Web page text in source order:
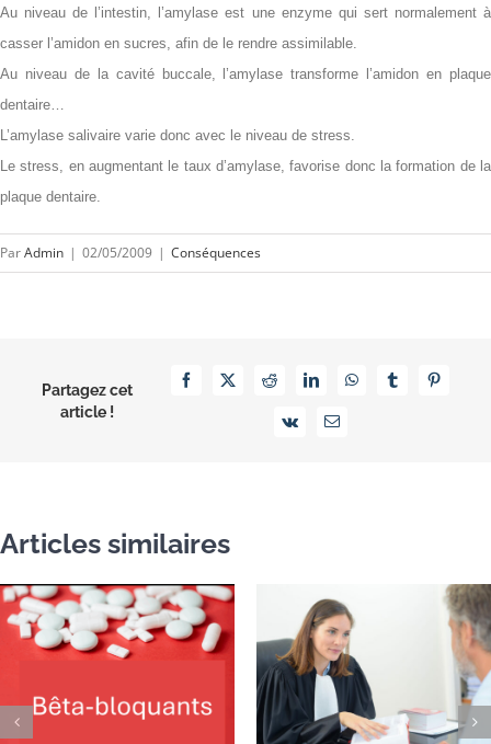
Au niveau de l’intestin, l’amylase est une enzyme qui sert normalement à
casser l’amidon en sucres, afin de le rendre assimilable.
Au niveau de la cavité buccale, l’amylase transforme l’amidon en plaque
dentaire…
L’amylase salivaire varie donc avec le niveau de stress.
Le stress, en augmentant le taux d’amylase, favorise donc la formation de la
plaque dentaire.
ParAdmin | 02/05/2009 | Conséquences
Partagez cet
article !
Facebook
X RedditLinkedInWhatsAppTumblrPinterest
Vk Email
Articles similaires